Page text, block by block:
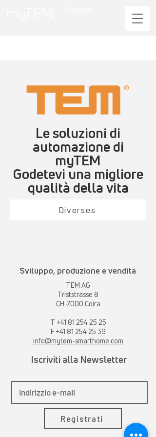
Le soluzioni di
automazione di
myTEM
Godetevi una migliore
qualità della vita
Diverses
Sviluppo, produzione e vendita
TEM AG
Triststrasse 8
CH-7000 Coira
T +41 81 254 25 25
F +41 81 254 25 39
info@mytem-smarthome.com
Iscriviti alla Newsletter
Registrati